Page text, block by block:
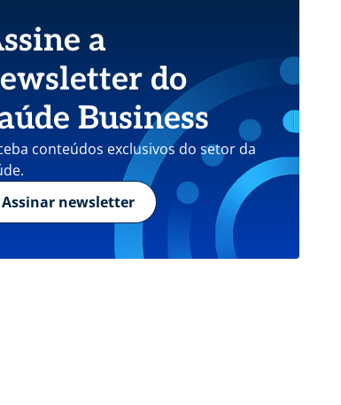
a
do
Business
conteúdos exclusivos do setor da
Assinar newsletter